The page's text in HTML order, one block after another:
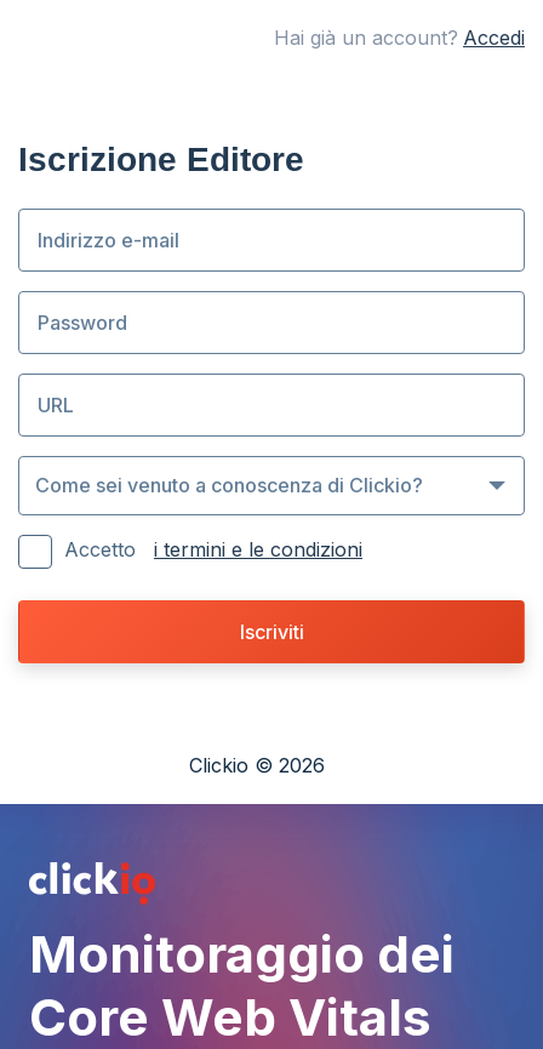
Monitoraggio dei
Core Web Vitals
Hai già un account? Accedi
Iscrizione Editore
Accetto i termini e le condizioni
Iscriviti
Clickio © 2026